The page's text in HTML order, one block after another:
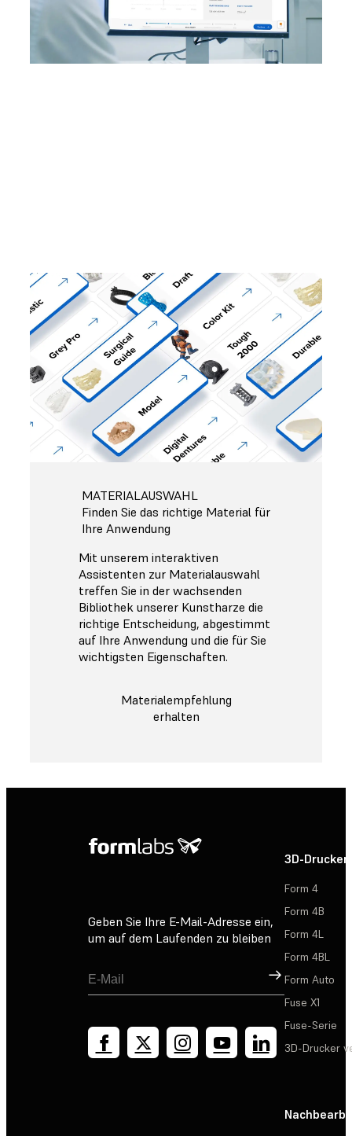
MATERIALAUSWAHL
Finden Sie das richtige Material für
Ihre Anwendung
Mit unserem interaktiven
Assistenten zur Materialauswahl
treffen Sie in der wachsenden
Bibliothek unserer Kunstharze die
richtige Entscheidung, abgestimmt
auf Ihre Anwendung und die für Sie
wichtigsten Eigenschaften.
Materialempfehlung
erhalten
Geben Sie Ihre E-Mail-Adresse ein,
um auf dem Laufenden zu bleiben
Registrieren
3D-Drucker
Form 4
Form 4B
Form 4L
Form 4BL
Form Auto
Fuse X1
Fuse-Serie
3D-Drucker